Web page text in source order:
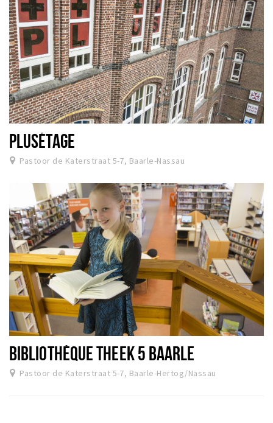
PLUSÉTAGE
Pastoor de Katerstraat 5-7, Baarle-Nassau
BIBLIOTHÈQUE THEEK 5 BAARLE
Pastoor de Katerstraat 5-7, Baarle-Hertog/Nassau